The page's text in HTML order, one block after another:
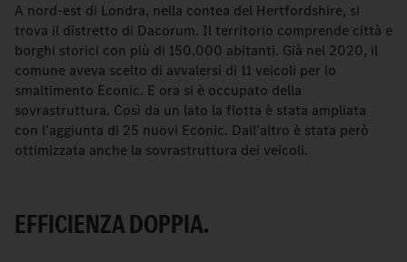
A nord-est di Londra, nella contea del Hertfordshire, si
trova il distretto di Dacorum. Il territorio comprende città e
borghi storici con più di 150.000 abitanti. Già nel 2020, il
comune aveva scelto di avvalersi di 11 veicoli per lo
smaltimento Econic. E ora si è occupato della
sovrastruttura. Così da un lato la flotta è stata ampliata
con l’aggiunta di 25 nuovi Econic. Dall’altro è stata però
ottimizzata anche la sovrastruttura dei veicoli.
EFFICIENZA DOPPIA.